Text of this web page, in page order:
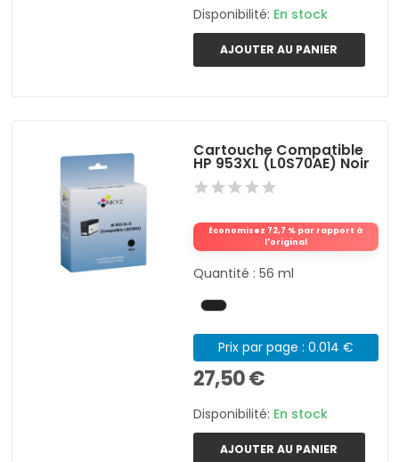
Disponibilité: En stock
AJOUTER AU PANIER
Cartouche Compatible
HP 953XL (L0S70AE) Noir
Économisez 72,7 % par rapport à
l'original
Quantité : 56 ml
Prix par page : 0.014 €
27,50 €
Disponibilité: En stock
AJOUTER AU PANIER